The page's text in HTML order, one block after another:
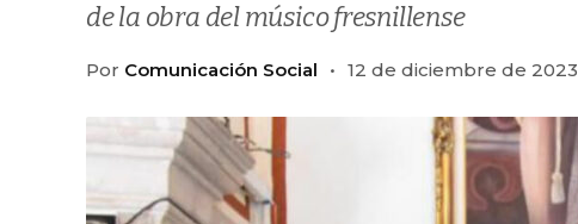
de la obra del músico fresnillense
Por Comunicación Social 12 de diciembre de 2023